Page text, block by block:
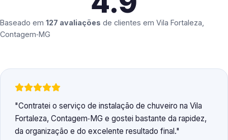
Baseado em 127 avaliações de clientes em Vila Fortaleza,
Contagem‑MG
Contratei o serviço de instalação de chuveiro na Vila
Fortaleza, Contagem‑MG e gostei bastante da rapidez,
da organização e do excelente resultado final.